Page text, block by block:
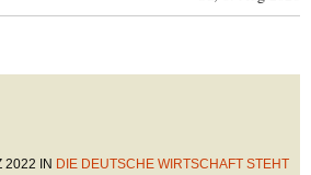
2022 IN DIE DEUTSCHE WIRTSCHAFT STEHT